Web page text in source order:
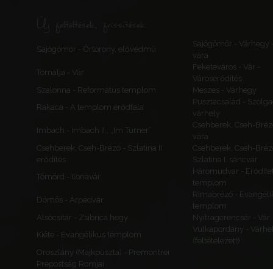
Új feltöltések, frissítések
Sajógömör - Őrtorony, elővédmű
Sajógömör - Várhegy
vára
Tornalja - Vár
Feketeváros - Vár -
Városerődítés
Szalonna - Református templom
Meszes - Várhegy
Rakaca - A templom erődfala
Pusztacsalád -
várhely
Imbach - Imbach II., „Im Turner”
Csehberek, Cseh-
vára
Csehberek, Cseh-Brézó - Szlatina II.
erődítés
Csehberek, Cseh-
Szlatina I. sáncvár
Tömörd - Ilonavár
Háromudvar -
templom
Dömös - Árpádvár
Rimabrézó -
templom
Alsócsitár - Zsibrica hegy
Nyitragerencsér - Vár
Kiéte - Evangélikus templom
Vulkapordány -
(feltételezett)
Oroszlány (Majkpuszta) - Premontrei
Prépostság Romjai